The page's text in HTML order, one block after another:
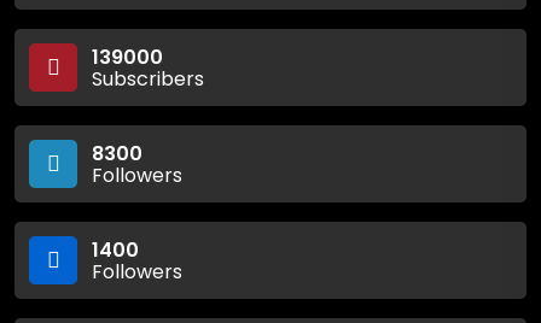
139000
Subscribers
8300
Followers
1400
Followers